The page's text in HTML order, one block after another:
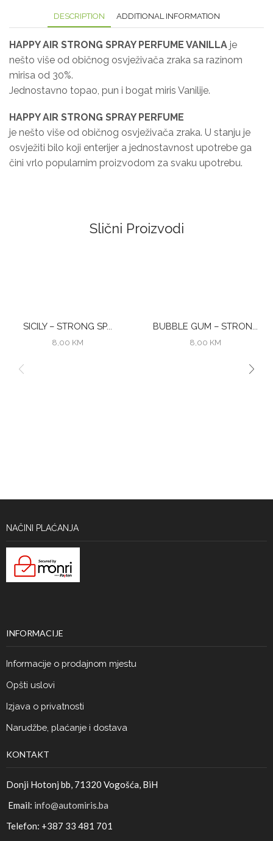
DESCRIPTION ADDITIONAL INFORMATION
HAPPY AIR STRONG SPRAY PERFUME VANILLA je
nešto više od običnog osvježivača zraka sa razinom
mirisa od 30%.
Jednostavno topao, pun i bogat miris Vanilije.
HAPPY AIR STRONG SPRAY PERFUME
je nešto više od običnog osvježivača zraka. U stanju je
osvježiti bilo koji enterijer a jednostavnost upotrebe ga
čini vrlo popularnim proizvodom za svaku upotrebu.
Slični Proizvodi
SICILY – STRONG SP...
8,00 KM
BUBBLE GUM – STRON...
8,00 KM
NAČINI PLAĆANJA
INFORMACIJE
Informacije o prodajnom mjestu
Opšti uslovi
Izjava o privatnosti
Narudžbe, plaćanje i dostava
KONTAKT
Donji Hotonj bb, 71320 Vogošća, BiH
Email: info@automiris.ba
Telefon: +387 33 481 701